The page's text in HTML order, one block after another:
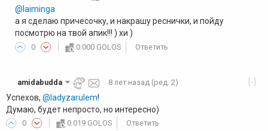
@laiminga
а я сделаю причесочку, и накрашу реснички, и пойду
посмотрю на твой апик!!! ) хи )
0 0.000 GOLOS Ответить
[-]
amidabudda · 8 лет назад (ред. 2)
Успехов, @ladyzarulem!
Думаю, будет непросто, но интересно)
0 0.019 GOLOS Ответить